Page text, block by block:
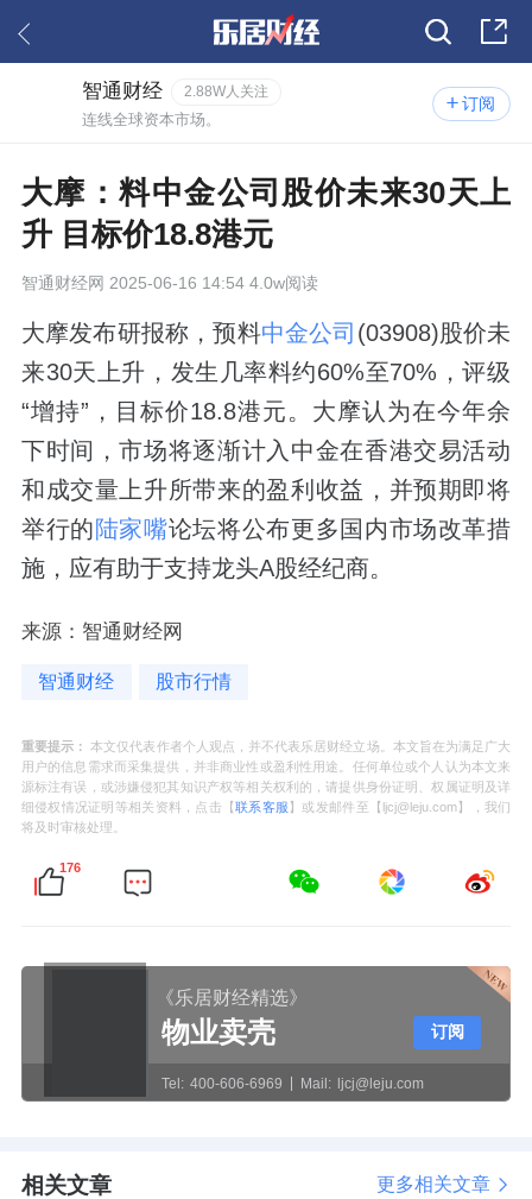
订阅
智通财经 2.88W人关注
连线全球资本市场。
大摩：料中金公司股价未来30天上
升 目标价18.8港元
智通财经网 2025-06-16 14:54 4.0w阅读
大摩发布研报称，预料中金公司 (03908)股价未
来30天上升，发生几率料约60%至70%，评级
“增持”，目标价18.8港元。大摩认为在今年余
下时间，市场将逐渐计入中金在香港交易活动
和成交量上升所带来的盈利收益，并预期即将
举行的陆家嘴论坛将公布更多国内市场改革措
施，应有助于支持龙头A股经纪商。
来源：智通财经网
智通财经 股市行情
重要提示： 本文仅代表作者个人观点，并不代表乐居财经立场。本文旨在为满足广大
用户的信息需求而采集提供，并非商业性或盈利性用途。任何单位或个人认为本文来
源标注有误，或涉嫌侵犯其知识产权等相关权利的，请提供身份证明、权属证明及详
细侵权情况证明等相关资料，点击【联系客服 】或发邮件至【ljcj@leju.com】，我们
将及时审核处理。
176
《乐居财经精选》
物业卖壳
Tel: 400-606-6969 Mail: ljcj@leju.com
订阅
相关文章 更多相关文章